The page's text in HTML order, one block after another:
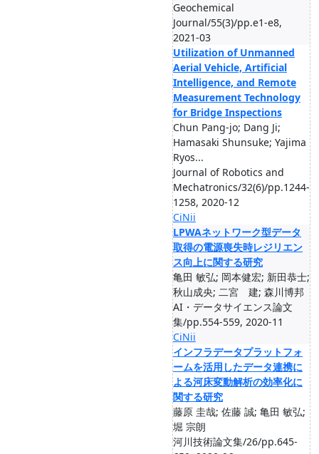
Geochemical
Journal/55(3)/pp.e1-e8,
2021-03
Utilization of Unmanned
Aerial Vehicle, Artificial
Intelligence, and Remote
Measurement Technology
for Bridge Inspections
Chun Pang-jo; Dang Ji;
Hamasaki Shunsuke; Yajima
Ryos...
Journal of Robotics and
Mechatronics/32(6)/pp.1244-
1258, 2020-12
CiNii
LPWAネットワーク型データ
取得の電源喪失時レジリエン
ス向上に関する研究
亀田 敏弘; 岡本健宏; 新田恭士;
秋山成央; 二宮 建; 森川博邦
AI・データサイエンス論文
集/pp.554-559, 2020-11
CiNii
インフラデータプラットフォ
ームを活用したデータ連携に
よる河床変動解析の効率化に
関する研究
藤原 圭哉; 佐藤 誠; 亀田 敏弘;
堀 宗朗
河川技術論文集/26/pp.645-